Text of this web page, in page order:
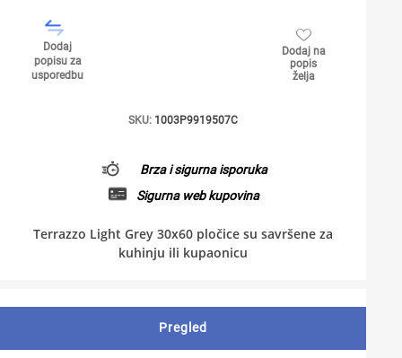
Dodaj
popisu za
usporedbu
Dodaj na
popis
želja
SKU: 1003P9919507C
Brza i sigurna isporuka
Sigurna web kupovina
Terrazzo Light Grey 30x60 pločice su savršene za
kuhinju ili kupaonicu
Pregled